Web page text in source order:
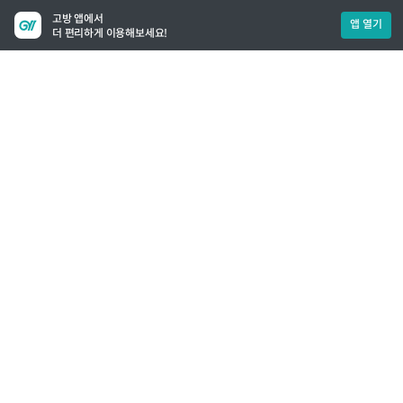
고방 앱에서
더 편리하게 이용해보세요!
앱 열기